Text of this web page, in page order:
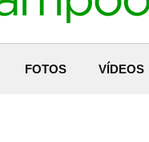
FOTOS VÍDEOS